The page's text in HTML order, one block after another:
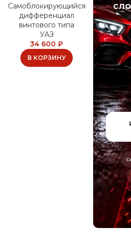
Самоблокирующийся
дифференциал
винтового типа
УАЗ
34 600 ₽
В КОРЗИНУ